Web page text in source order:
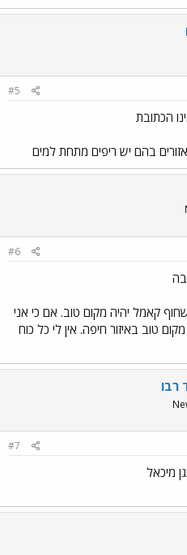
#5
הכתובת
בהם יש ריפים מתחת למים
#6
קאמל יהיה מקום טוב. אם כי אני
טוב באיזור חיפה. אין לי כל כוח
רבו
#7
מיכאל